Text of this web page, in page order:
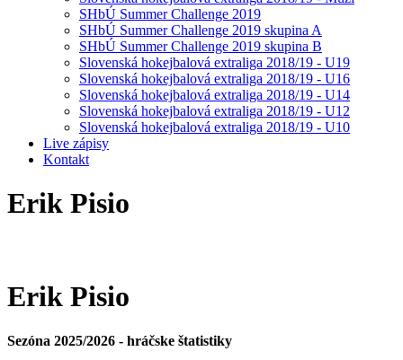
SHbÚ Summer Challenge 2019
SHbÚ Summer Challenge 2019 skupina A
SHbÚ Summer Challenge 2019 skupina B
Slovenská hokejbalová extraliga 2018/19 - U19
Slovenská hokejbalová extraliga 2018/19 - U16
Slovenská hokejbalová extraliga 2018/19 - U14
Slovenská hokejbalová extraliga 2018/19 - U12
Slovenská hokejbalová extraliga 2018/19 - U10
Live zápisy
Kontakt
Erik Pisio
Erik Pisio
Sezóna 2025/2026 - hráčske štatistiky